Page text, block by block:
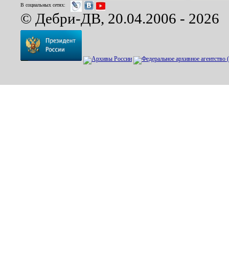
В социальных сетях:
© Дебри-ДВ, 20.04.2006 - 2026